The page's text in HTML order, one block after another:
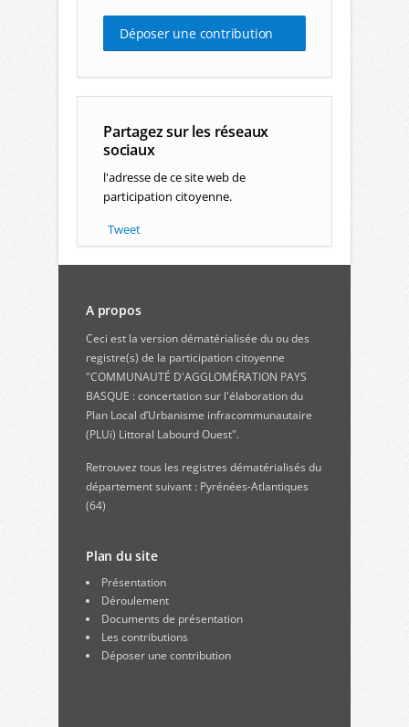
Déposer une contribution
Partagez sur les réseaux
sociaux
l'adresse de ce site web de
participation citoyenne.
Tweet
A propos
Ceci est la version dématérialisée du ou des
registre(s) de la participation citoyenne
"COMMUNAUTÉ D'AGGLOMÉRATION PAYS
BASQUE : concertation sur l'élaboration du
Plan Local d’Urbanisme infracommunautaire
(PLUi) Littoral Labourd Ouest".
Retrouvez tous les registres dématérialisés du
département suivant : Pyrénées-Atlantiques
(64)
Plan du site
Présentation
Déroulement
Documents de présentation
Les contributions
Déposer une contribution